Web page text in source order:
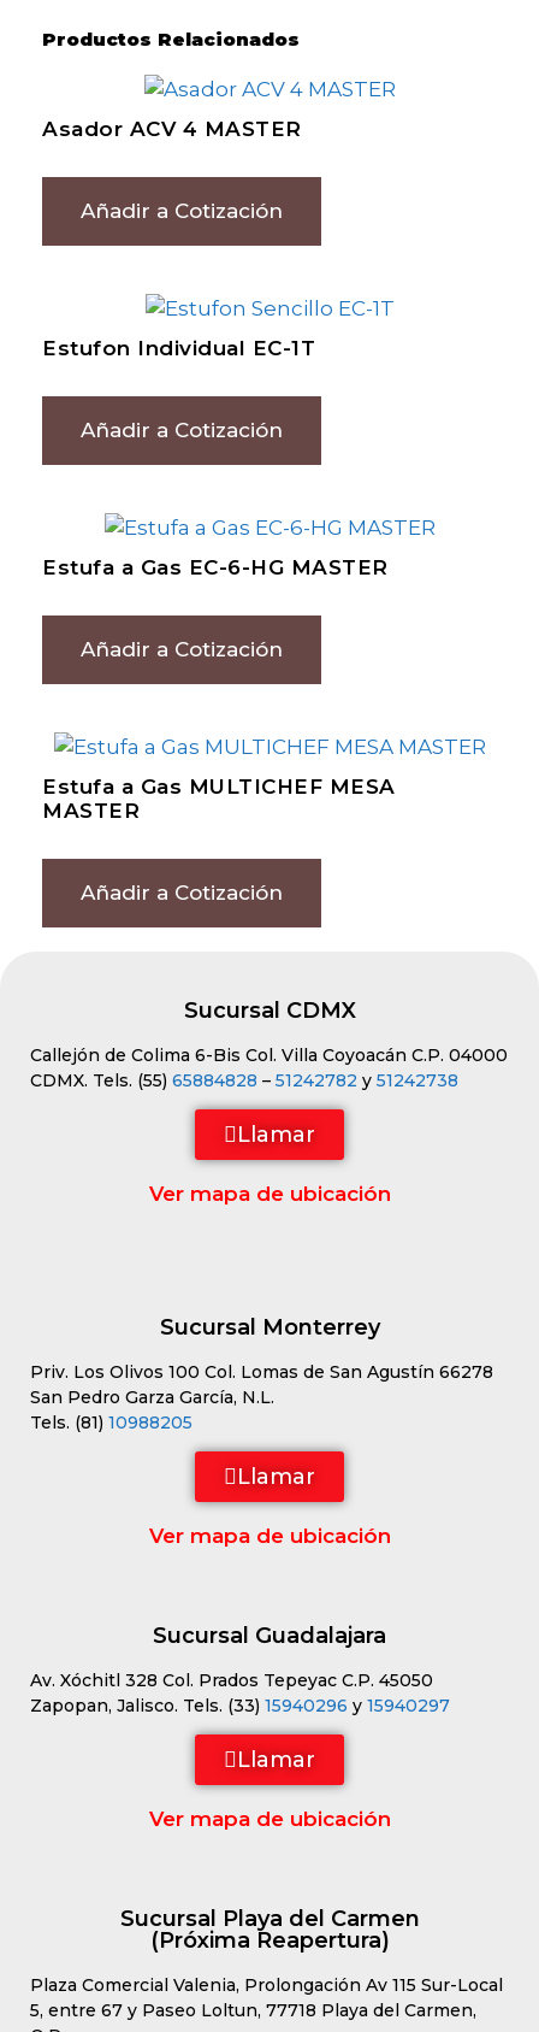
Productos Relacionados
Asador ACV 4 MASTER
Añadir a Cotización
Estufon Individual EC-1T
Añadir a Cotización
Estufa a Gas EC-6-HG MASTER
Añadir a Cotización
Estufa a Gas MULTICHEF MESA
MASTER
Añadir a Cotización
Sucursal CDMX
Callejón de Colima 6-Bis Col. Villa Coyoacán C.P. 04000
CDMX. Tels. (55) 65884828 – 51242782 y 51242738
Llamar
Ver mapa de ubicación
Sucursal Monterrey
Priv. Los Olivos 100 Col. Lomas de San Agustín 66278
San Pedro Garza García, N.L.
Tels. (81) 10988205
Llamar
Ver mapa de ubicación
Sucursal Guadalajara
Av. Xóchitl 328 Col. Prados Tepeyac C.P. 45050
Zapopan, Jalisco. Tels. (33) 15940296 y 15940297
Llamar
Ver mapa de ubicación
Sucursal Playa del Carmen
(Próxima Reapertura)
Plaza Comercial Valenia, Prolongación Av 115 Sur-Local
5, entre 67 y Paseo Loltun, 77718 Playa del Carmen,